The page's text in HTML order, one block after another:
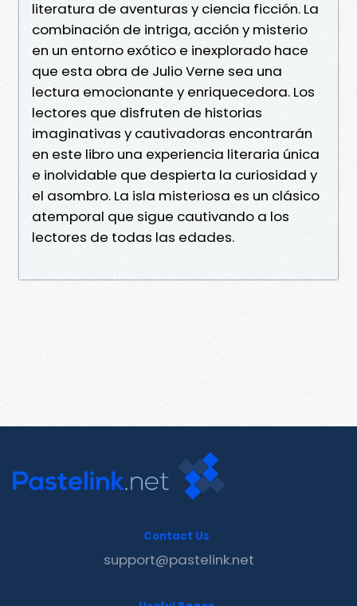
literatura de aventuras y ciencia ficción. La
combinación de intriga, acción y misterio
en un entorno exótico e inexplorado hace
que esta obra de Julio Verne sea una
lectura emocionante y enriquecedora. Los
lectores que disfruten de historias
imaginativas y cautivadoras encontrarán
en este libro una experiencia literaria única
e inolvidable que despierta la curiosidad y
el asombro. La isla misteriosa es un clásico
atemporal que sigue cautivando a los
lectores de todas las edades.
Contact Us
support@pastelink.net